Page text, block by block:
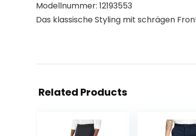
Modellnummer: 12193553
Das klassische Styling mit schrägen
Related Products